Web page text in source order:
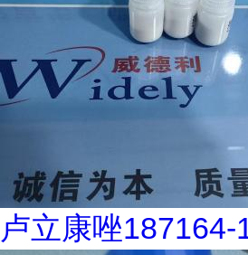
卢立康唑187164-